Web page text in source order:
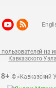
© «Кавказский
на
Кавказского Узла